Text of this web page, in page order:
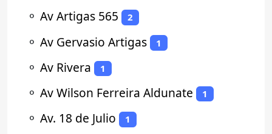
⚬ Av Artigas 565 2
⚬ Av Gervasio Artigas 1
⚬ Av Rivera 1
⚬ Av Wilson Ferreira Aldunate 1
⚬ Av. 18 de Julio 1